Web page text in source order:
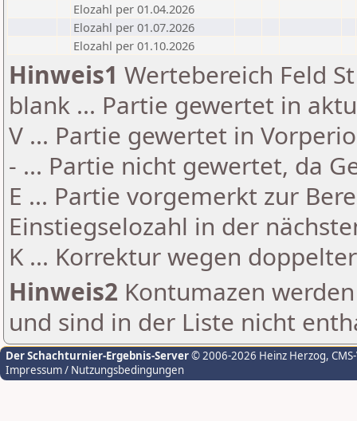
Elozahl per 01.04.2026
Elozahl per 01.07.2026
Elozahl per 01.10.2026
Hinweis1 Wertebereich Feld
blank ... Partie gewertet in
V ... Partie gewertet in
- ... Partie nicht gewertet, da
E ... Partie vorgemerkt zur
Einstiegselozahl in der
K ... Korrektur wegen
Hinweis2 Kontumazen
und sind in der Liste nicht
Der Schachturnier-Ergebnis-Server© 2006-2026 Heinz Herzog,
Impressum / Nutzungsbedingungen